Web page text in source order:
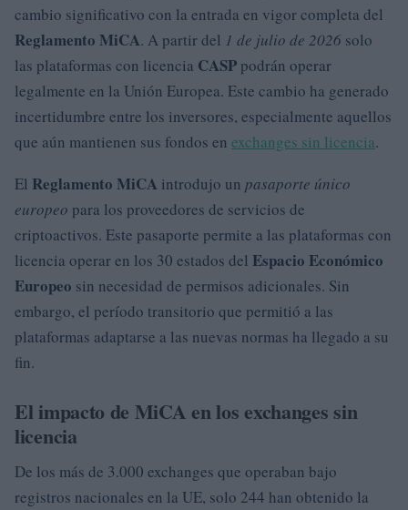
cambio significativo con la entrada en vigor completa del
Reglamento MiCA. A partir del 1 de julio de 2026 solo
las plataformas con licencia CASP podrán operar
legalmente en la Unión Europea. Este cambio ha generado
incertidumbre entre los inversores, especialmente aquellos
que aún mantienen sus fondos en exchanges sin licencia.
El Reglamento MiCA introdujo un pasaporte único
europeo para los proveedores de servicios de
criptoactivos. Este pasaporte permite a las plataformas con
licencia operar en los 30 estados del Espacio Económico
Europeo sin necesidad de permisos adicionales. Sin
embargo, el período transitorio que permitió a las
plataformas adaptarse a las nuevas normas ha llegado a su
fin.
El impacto de MiCA en los exchanges sin
licencia
De los más de 3.000 exchanges que operaban bajo
registros nacionales en la UE, solo 244 han obtenido la